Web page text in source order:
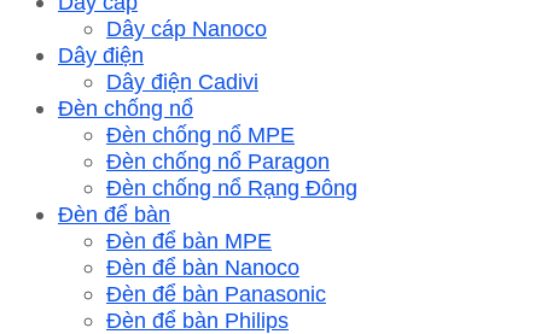
Dây cáp Nanoco
Dây điện
Dây điện Cadivi
Đèn chống nổ
Đèn chống nổ MPE
Đèn chống nổ Paragon
Đèn chống nổ Rạng Đông
Đèn để bàn
Đèn để bàn MPE
Đèn để bàn Nanoco
Đèn để bàn Panasonic
Đèn để bàn Philips